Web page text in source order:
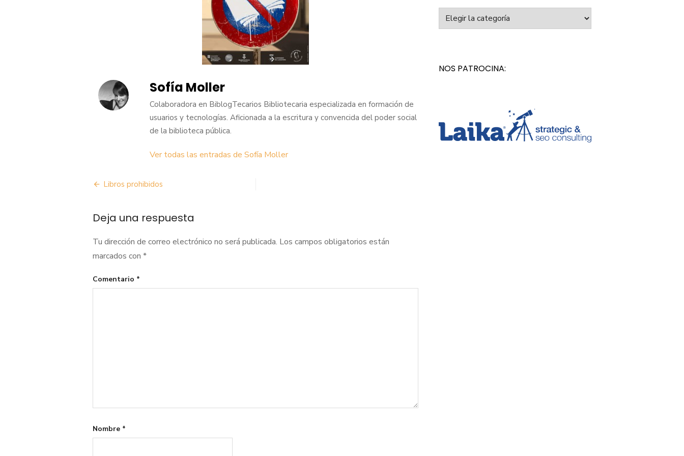
Sofía Moller
Colaboradora en BiblogTecarios Bibliotecaria especializada en formación de
usuarios y tecnologías. Aficionada a la escritura y convencida del poder social
de la biblioteca pública.
Ver todas las entradas de Sofía Moller
Navegación
entradas
Libros prohibidos
Deja una respuesta
Tu dirección de correo electrónico no será publicada. Los campos obligatorios están
marcados con *
Comentario *
Nombre *
NOS PATROCINA: